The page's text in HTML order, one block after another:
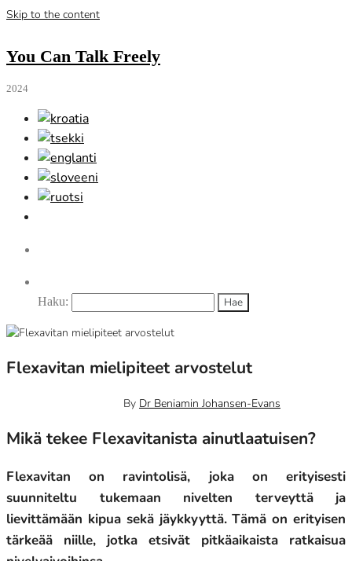
Skip to the content
You Can Talk Freely
2024
Haku:
Flexavitan mielipiteet arvostelut
By Dr Beniamin Johansen-Evans
Mikä tekee Flexavitanista ainutlaatuisen?
Flexavitan on ravintolisä, joka on erityisesti
suunniteltu tukemaan nivelten terveyttä ja
lievittämään kipua sekä jäykkyyttä. Tämä on erityisen
tärkeää niille, jotka etsivät pitkäaikaista ratkaisua